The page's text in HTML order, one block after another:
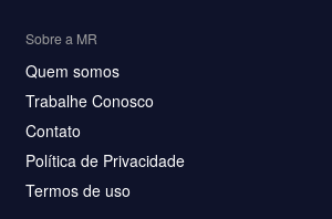
Sobre a MR
Quem somos
Trabalhe Conosco
Contato
Política de Privacidade
Termos de uso